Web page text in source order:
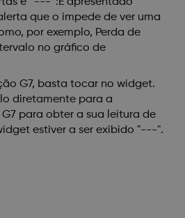
que o impede de ver uma
por exemplo, Perda de
no gráfico de
G7, basta tocar no widget.
diretamente para a
para obter a sua leitura de
estiver a ser exibido "---".